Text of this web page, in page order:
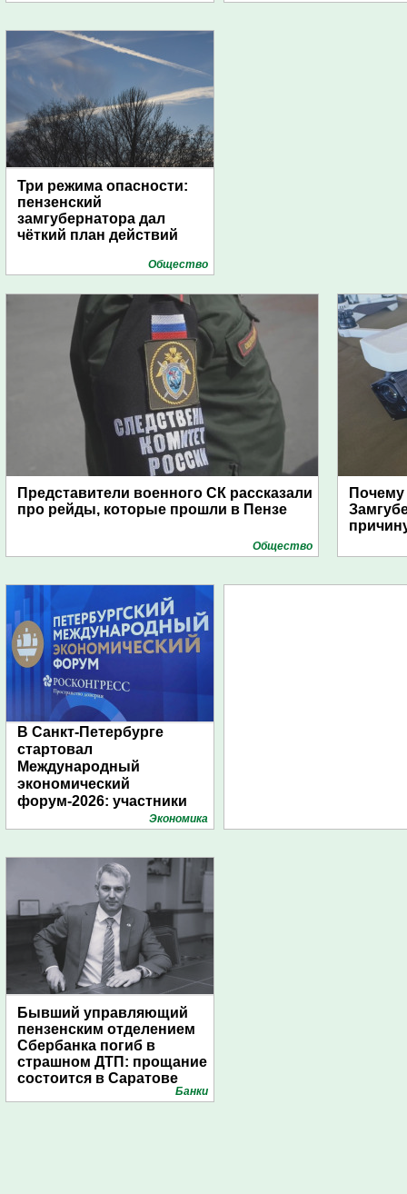
Три режима опасности:
пензенский
замгубернатора дал
чёткий план действий
Общество
Представители военного СК рассказали
про рейды, которые прошли в Пензе
Общество
В Санкт-Петербурге
стартовал
Международный
экономический
форум-2026: участники
подготовили креативные
Экономика
Бывший управляющий
пензенским отделением
Сбербанка погиб в
страшном ДТП: прощание
состоится в Саратове
Банки